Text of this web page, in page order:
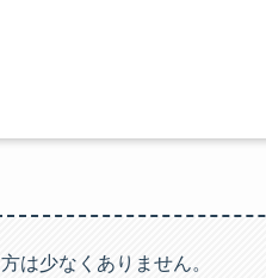
は少なくありません。